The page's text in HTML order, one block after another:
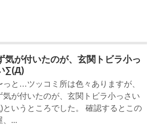
気が付いたのが、玄関トビラ小っ
∑(Д)
っと…ツッコミ所は色々ありますが、
気が付いたのが、玄関トビラ小っさい
というところでした。 確認するとこの
、...